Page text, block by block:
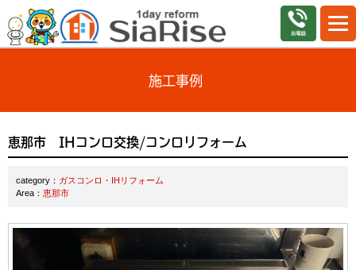
施工事例
恵那市 IHコンロ交換/コンロリフォーム
category： ガスコンロ・IHリフォーム
Area： 恵那市